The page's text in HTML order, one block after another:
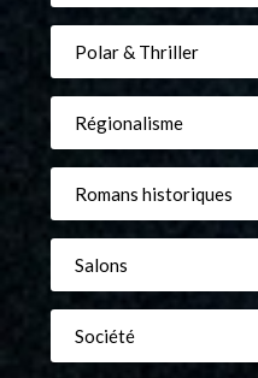
Polar & Thriller
Régionalisme
Romans historiques
Salons
Société